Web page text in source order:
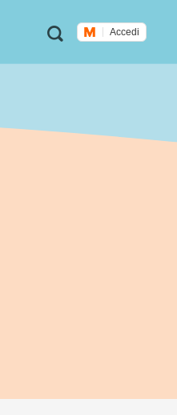
Metanavigazione
Ricerca Accedi